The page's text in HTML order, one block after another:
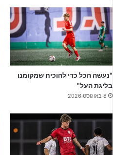
אני מחכה לכם באינסטגרם ובטיק-
לכם לפספס את אתם רוצים להצליח
אם אתם ההורים, מבינים שכדי
ואומץ, אז פשוט קבלו החלטה ותעזרו
מנטלית. אין זמן לבזבז.
"נעשה הכל כדי להוכיח שמקומנו
בליגת העל"
8 באוגוסט 2026